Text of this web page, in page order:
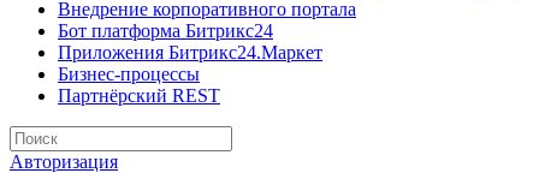
Внедрение корпоративного портала
Бот платформа Битрикс24
Приложения Битрикс24.Маркет
Бизнес-процессы
Партнёрский REST
Авторизация